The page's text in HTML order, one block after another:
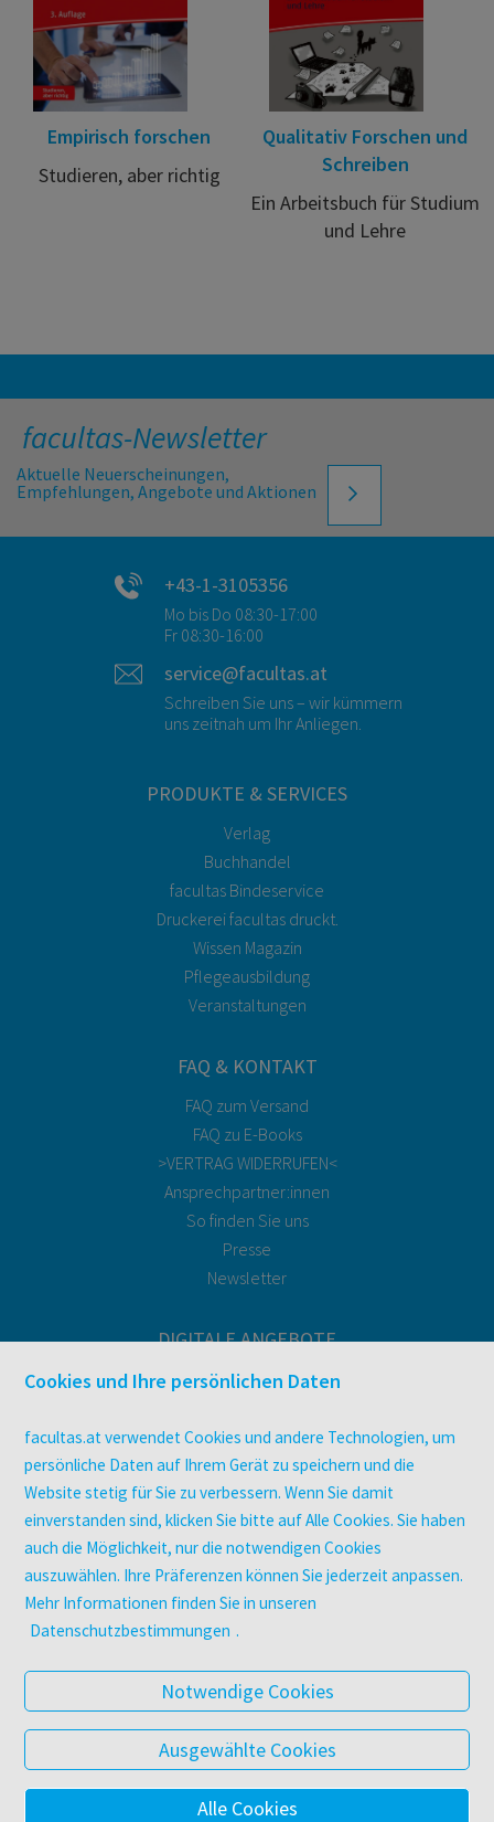
Empirisch forschen
Studieren, aber richtig
Qualitativ Forschen und
Schreiben
Ein Arbeitsbuch für Studium
und Lehre
facultas-Newsletter
Aktuelle Neuerscheinungen,
Empfehlungen, Angebote und Aktionen
+43-1-3105356
Mo bis Do 08:30-17:00
Fr 08:30-16:00
service@facultas.at
Schreiben Sie uns – wir kümmern
uns zeitnah um Ihr Anliegen.
PRODUKTE & SERVICES
Verlag
Buchhandel
facultas Bindeservice
Druckerei facultas druckt.
Wissen Magazin
Pflegeausbildung
Veranstaltungen
FAQ & KONTAKT
FAQ zum Versand
FAQ zu E-Books
>VERTRAG WIDERRUFEN<
Ansprechpartner:innen
So finden Sie uns
Presse
Newsletter
DIGITALE ANGEBOTE
Überblick
utb elibrary
E-Books
facultas Club
UNTERNEHMEN
Über facultas
Datenschutz & Cookies
AGB
Barrierefreiheit
© 2025 Facultas Verlags- und Buchhandels AG
Cookies und Ihre persönlichen Daten
facultas.at verwendet Cookies und andere Technologien, um
persönliche Daten auf Ihrem Gerät zu speichern und die
Website stetig für Sie zu verbessern. Wenn Sie damit
einverstanden sind, klicken Sie bitte auf Alle Cookies. Sie haben
auch die Möglichkeit, nur die notwendigen Cookies
auszuwählen. Ihre Präferenzen können Sie jederzeit anpassen.
Mehr Informationen finden Sie in unseren
Datenschutzbestimmungen .
Notwendige Cookies
Ausgewählte Cookies
Alle Cookies